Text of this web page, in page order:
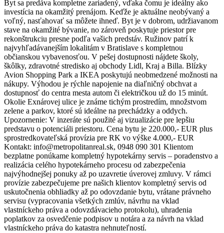
Byt sa predáva kompletne zariadený, vďaka čomu je ideálny ako
investícia na okamžitý prenájom. Keďže je aktuálne neobývaný a
voľný, nasťahovať sa môžete ihneď. Byt je v dobrom, udržiavanom
stave na okamžité bývanie, no zároveň poskytuje priestor pre
rekonštrukciu presne podľa vašich predstáv. Ružinov patrí k
najvyhľadávanejším lokalitám v Bratislave s kompletnou
občianskou vybavenosťou. V pešej dostupnosti nájdete školy,
škôlky, zdravotné stredisko aj obchody Lidl, Kraj a Billa. Blízky
Avion Shopping Park a IKEA poskytujú neobmedzené možnosti na
nákupy. Výhodou je rýchle napojenie na diaľničný obchvat a
dostupnosť do centra mesta autom či električkou už do 15 minút.
Okolie Exnárovej ulice je známe tichým prostredím, množstvom
zelene a parkov, ktoré sú ideálne na prechádzky a oddych.
Upozornenie: V inzeráte sú použité aj vizualizácie pre lepšiu
predstavu o potenciáli priestoru. Cena bytu je 220.000,- EUR plus
sprostredkovateľská provízia pre RK vo výške 4.000,- EUR
Kontakt: info@metropolitanreal.sk, 0948 090 301 Klientom
bezplatne ponúkame kompletný hypotekárny servis – poradenstvo a
realizácia celého hypotekárneho procesu od zabezpečenia
najvýhodnejšej ponuky až po uzavretie úverovej zmluvy. V rámci
provízie zabezpečujeme pre našich klientov kompletný servis od
uskutočnenia obhliadky až po odovzdanie bytu, vrátane právneho
servisu (vypracovania všetkých zmlúv, návrhu na vklad
vlastníckeho práva a odovzdávacieho protokolu), uhradenia
poplatkov za osvedčenie podpisov u notára a za návrh na vklad
vlastníckeho práva do katastra nehnuteľností.